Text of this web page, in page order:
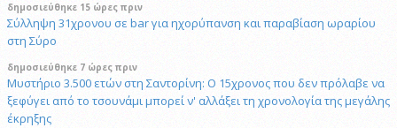
δημοσιεύθηκε 15 ώρες πριν
Σύλληψη 31χρονου σε bar για ηχορύπανση και παραβίαση ωραρίου
στη Σύρο
δημοσιεύθηκε 7 ώρες πριν
Μυστήριο 3.500 ετών στη Σαντορίνη: Ο 15χρονος που δεν πρόλαβε να
ξεφύγει από το τσουνάμι μπορεί ν' αλλάξει τη χρονολογία της μεγάλης
έκρηξης